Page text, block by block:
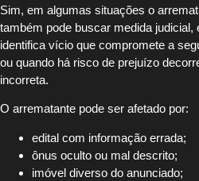
Sim, em algumas situações o
também pode buscar medida judicial,
identifica vício que compromete a
ou quando há risco de prejuízo
incorreta.
O arrematante pode ser afetado por:
edital com informação errada;
ônus oculto ou mal descrito;
imóvel diverso do anunciado;